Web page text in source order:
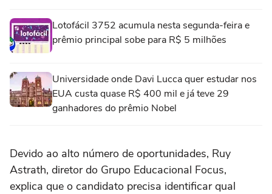
Lotofácil 3752 acumula nesta segunda-feira e
prêmio principal sobe para R$ 5 milhões
Universidade onde Davi Lucca quer estudar nos
EUA custa quase R$ 400 mil e já teve 29
ganhadores do prêmio Nobel
Devido ao alto número de oportunidades, Ruy
Astrath, diretor do Grupo Educacional Focus,
explica que o candidato precisa identificar qual